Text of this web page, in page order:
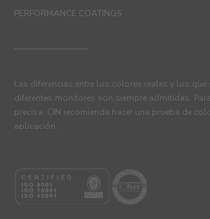
PERFORMANCE COATINGS
Las diferencias entre los colores reales y los que
diferentes monitores son siempre admitidas.
precisa, CIN recomienda hacer una prueba de
aplicación.